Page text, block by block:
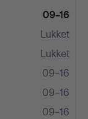
09–16
Lukket
Lukket
09–16
09–16
09–16